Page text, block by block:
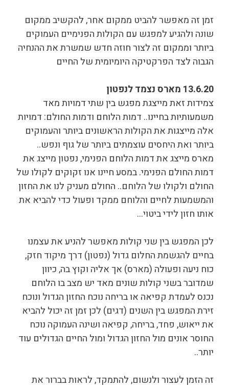
זמן זה מאפשר להביט ממקום אחר, להקשיב ממקום
שונה ולהגיע למפגש עם הקולות הפנימיים העמוקים
ביותר וממקום זה לצור חוזה חדש שמשרת את ההנחיה
הגבוה לצד הפרקטיקה היומיומית של החיים
13.6.20 מארס נצמד לנפטון
צמידות זאת מייצגת מפגש בין שתי דמויות מאד
משמעותיות בחיינו.. דמות הלוחם ודמות החולם: דמויות
אלה מייצגות את הקולות הראשונים ביותר והעמוקים
ביותר ואת היחסים עוצמתים ביותר של גוף ונפש..
מארס מייצג את דמות הלוחם הפנימי, נפטון מייצג את
דמות החולם הפנימי. במסע חיינו אנו זקוקים לקולו של
החולם ולקולו של הלוחם.. החולם מעניק לנו את החזון
והמשמעות לחיים והלוחם ממקד ופעול כדי להביא את
אותו חזון לידי ביטוי…
לכן המפגש בין שני קולות מאפשר להניע את עצמנו
בחיים להגשמת החלום גדול (נפטון) דרך מיקוד חזק,
כוח ניעה ופעולה (מארס) אך אליה וקוץ בה, כיוון
שמדובר בשני קולות שונים מאד יש מצב בו הלוחם
נכנס לעמדת קפיאה או בריחה נוכח החזון הגדול ונוכח
זירת המפגש בין השנים (דגים) לכן זמן זה יכול להביא
את ייאוש, פחד, בריחה, קפיאה ושינה העמוקה נוכח
החוסר אונים מול החזון הגדול ומול החיים הגדולים עוד
יותר..
זה הזמן לעצור ולנשום, להתמקד, לראות בברור את